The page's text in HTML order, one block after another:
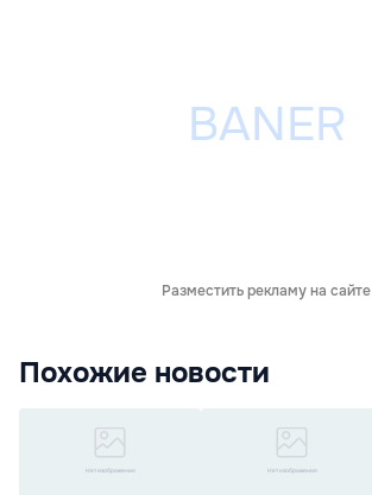
Разместить рекламу на сайте
Похожие новости